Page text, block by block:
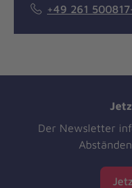
+49 261
Der Newsletter